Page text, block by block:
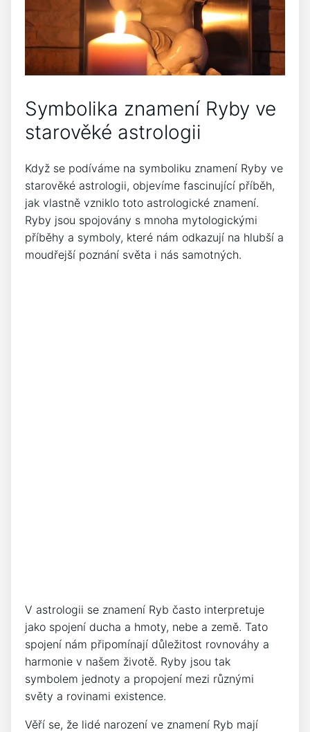
Symbolika znamení Ryby ve
starověké astrologii
Když se podíváme na symboliku znamení Ryby ve
starověké astrologii, objevíme fascinující příběh,
jak vlastně vzniklo toto astrologické znamení.
Ryby jsou spojovány s mnoha mytologickými
příběhy a symboly, které nám odkazují na hlubší a
moudřejší poznání světa i nás samotných.
V astrologii se znamení Ryb často interpretuje
jako spojení ducha a hmoty, nebe a země. Tato
spojení nám připomínají důležitost rovnováhy a
harmonie v našem životě. Ryby jsou tak
symbolem jednoty a propojení mezi různými
světy a rovinami existence.
Věří se, že lidé narození ve znamení Ryb mají